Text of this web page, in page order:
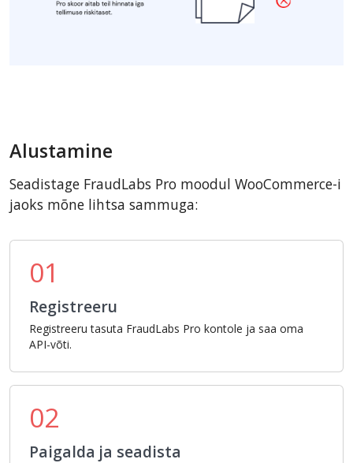
Alustamine
Seadistage FraudLabs Pro moodul WooCommerce-i
jaoks mõne lihtsa sammuga:
01
Registreeru
Registreeru tasuta FraudLabs Pro kontole ja saa oma
API-võti.
02
Paigalda ja seadista